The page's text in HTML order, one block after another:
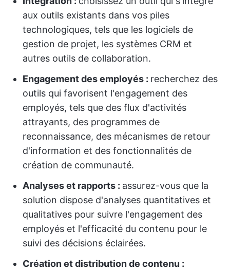
aux outils existants dans vos piles
technologiques, tels que les logiciels de
gestion de projet, les systèmes CRM et
autres outils de collaboration.
Engagement des employés : recherchez des
outils qui favorisent l'engagement des
employés, tels que des flux d'activités
attrayants, des programmes de
reconnaissance, des mécanismes de retour
d'information et des fonctionnalités de
création de communauté.
Analyses et rapports : assurez-vous que la
solution dispose d'analyses quantitatives et
qualitatives pour suivre l'engagement des
employés et l'efficacité du contenu pour le
suivi des décisions éclairées.
Création et distribution de contenu :